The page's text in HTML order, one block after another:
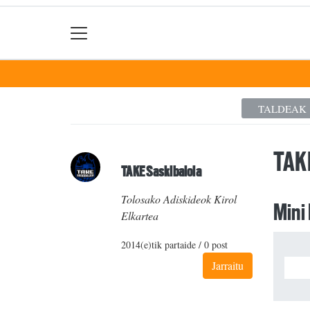
TALDEAK
TAKE Saskibaloia
Tolosako Adiskideok Kirol
Elkartea
2014(e)tik partaide / 0 post
Jarraitu
Mini